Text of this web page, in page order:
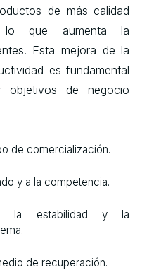
de más calidad
lo que aumenta la
Esta mejora de la
es fundamental
objetivos de negocio
de comercialización.
y a la competencia.
la estabilidad y la
de recuperación.